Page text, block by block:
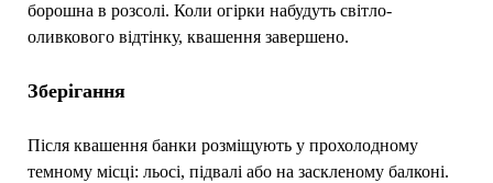
борошна в розсолі. Коли огірки набудуть світло-
оливкового відтінку, квашення завершено.
Зберігання
Після квашення банки розміщують у прохолодному
темному місці: льосі, підвалі або на заскленому балконі.